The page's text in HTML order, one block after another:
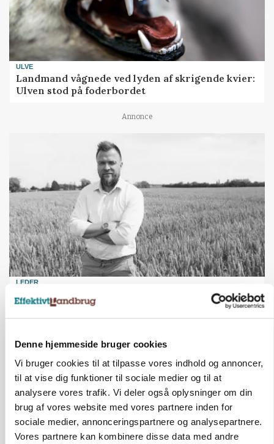
Denne hjemmeside bruger cookies
Vi bruger cookies til at tilpasse vores indhold og annoncer,
til at vise dig funktioner til sociale medier og til at
analysere vores trafik. Vi deler også oplysninger om din
brug af vores website med vores partnere inden for
sociale medier, annonceringspartnere og analysepartnere.
Vores partnere kan kombinere disse data med andre
ULVE
Landmand vågnede ved lyden af skrigende kvier:
Ulven stod på foderbordet
Annonce
LEDER
Det er en uskik at udlægge et røgslør om
økoproduktion
HØST-TOUR
PLANTER
18 montører står klar i høsten: Sådan holder PN
Maskiner landmænd i gang
Annonce
Loading...